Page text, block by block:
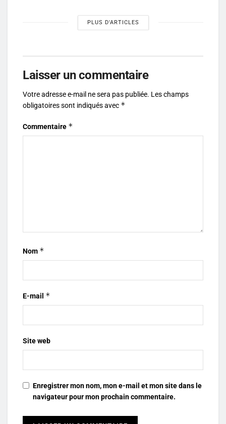
PLUS D'ARTICLES
Laisser un commentaire
Votre adresse e-mail ne sera pas publiée. Les champs
obligatoires sont indiqués avec *
Commentaire *
Nom *
E-mail *
Site web
Enregistrer mon nom, mon e-mail et mon site dans le
navigateur pour mon prochain commentaire.